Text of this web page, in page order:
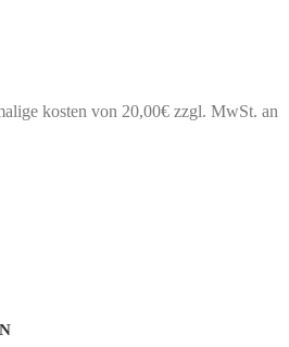
kosten von 20,00€ zzgl. MwSt. an